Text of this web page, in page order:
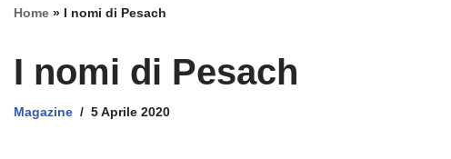
Home » I nomi di Pesach
I nomi di Pesach
Magazine 5 Aprile 2020